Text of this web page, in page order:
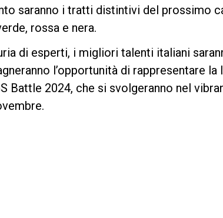
saranno i tratti distintivi del prossimo
rossa e nera.
di esperti, i migliori talenti italiani
l’opportunità di rappresentare la
Battle 2024, che si svolgeranno nel